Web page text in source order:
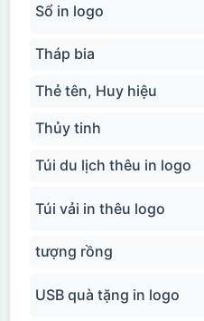
Sổ in logo
Tháp bia
Thẻ tên, Huy hiệu
Thủy tinh
Túi du lịch thêu in logo
Túi vải in thêu logo
tượng rồng
USB quà tặng in logo